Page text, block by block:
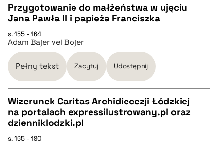
pobierz cytat
pobierz cytat
BIBTEX
pobierz cytat
Przygotowanie do małżeństwa w ujęciu
Jana Pawła II i papieża Franciszka
s. 155 - 164
Adam Bajer vel Bojer
Pełny tekst Zacytuj Udostępnij
CZYSTY TEKST
Wizerunek Caritas Archidiecezji Łódzkiej
na portalach expressilustrowany.pl oraz
dzienniklodzki.pl
s. 165 - 180